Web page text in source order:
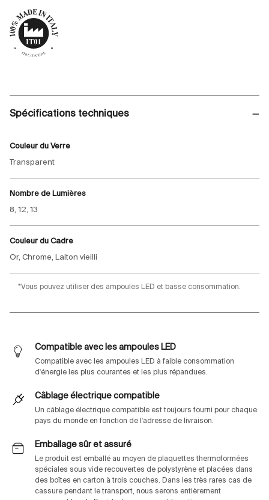
Spécifications techniques
Couleur du Verre
Transparent
Nombre de Lumières
8, 12, 13
Couleur du Cadre
Or, Chrome, Laiton vieilli
*Vous pouvez utiliser des ampoules LED et basse consommation.
Compatible avec les ampoules LED
Compatible avec les ampoules LED à faible consommation
d'énergie les plus courantes et les plus répandues.
Câblage électrique compatible
Un câblage électrique compatible est toujours fourni pour chaque
pays du monde en fonction de l'adresse de livraison.
Emballage sûr et assuré
Le produit est emballé au moyen de plaquettes thermoformées
spéciales sous vide recouvertes de polystyrène et placées dans
des boîtes en carton à trois couches. Dans les très rares cas de
cassure pendant le transport, nous serons entièrement